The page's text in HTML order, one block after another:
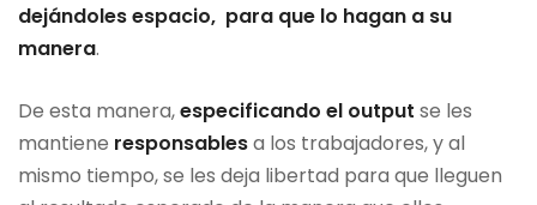
dejándoles espacio, para que lo hagan a su
manera.
De esta manera,especificando el output se les
mantiene responsablesa los trabajadores, y al
mismo tiempo, se les deja libertad para que lleguen